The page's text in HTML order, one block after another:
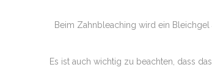
Beim Zahnbleaching wird ein
Es ist auch wichtig zu beachten, dass